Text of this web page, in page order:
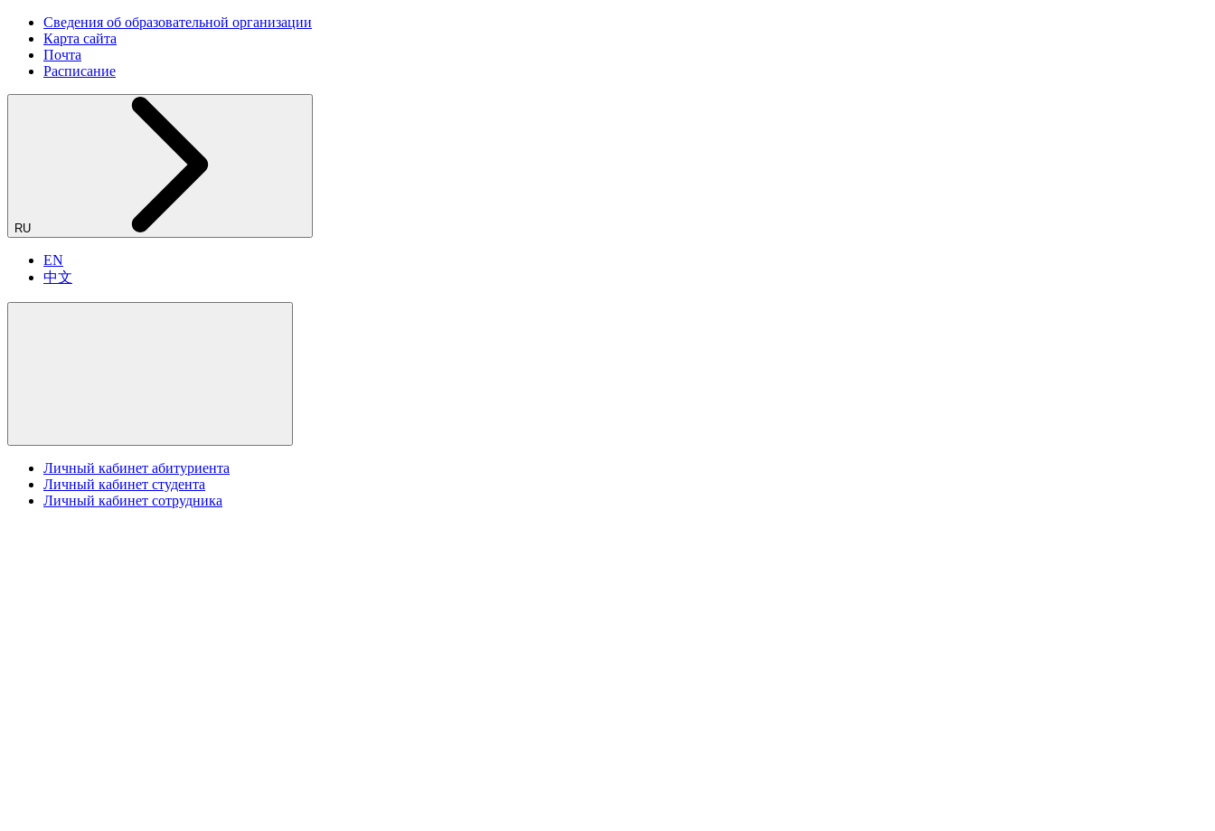
Сведения об образовательной организации
Карта сайта
Почта
Расписание
RU
EN
中文
Личный кабинет абитуриента
Личный кабинет студента
Личный кабинет сотрудника